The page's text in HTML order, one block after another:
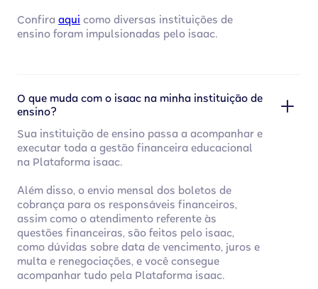
Confira aqui como diversas instituições de
ensino foram impulsionadas pelo isaac.
O que muda com o isaac na minha instituição de
ensino?
Sua instituição de ensino passa a acompanhar e
executar toda a gestão financeira educacional
na Plataforma isaac.
Além disso, o envio mensal dos boletos de
cobrança para os responsáveis financeiros,
assim como o atendimento referente às
questões financeiras, são feitos pelo isaac,
como dúvidas sobre data de vencimento, juros e
multa e renegociações, e você consegue
acompanhar tudo pela Plataforma isaac.